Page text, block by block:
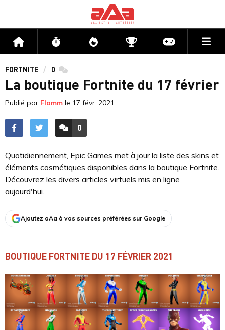
Accueil Flux Directs CompétitionsActu jeux
FORTNITE 0 commentaires
La boutique Fortnite du 17 février
Publié par Flamm le 17 févr. 2021
ACCÉDER AUX
0
COMMENTAIRES
Quotidiennement, Epic Games met à jour la liste des skins et
éléments cosmétiques disponibles dans la boutique Fortnite.
Découvrez les divers articles virtuels mis en ligne
aujourd'hui.
Ajoutez aAa à vos sources préférées sur Google
BOUTIQUE FORTNITE DU 17 FÉVRIER 2021